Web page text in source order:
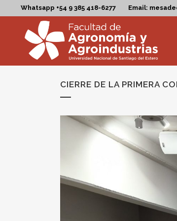
Email:
Whatsapp +54 9 385 418-6277
CIERRE DE LA PRIMERA